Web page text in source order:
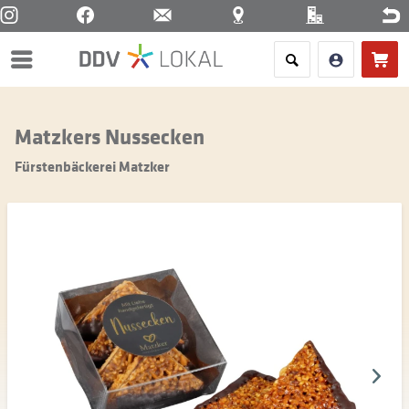
Menü
Matzkers Nussecken
Fürstenbäckerei Matzker